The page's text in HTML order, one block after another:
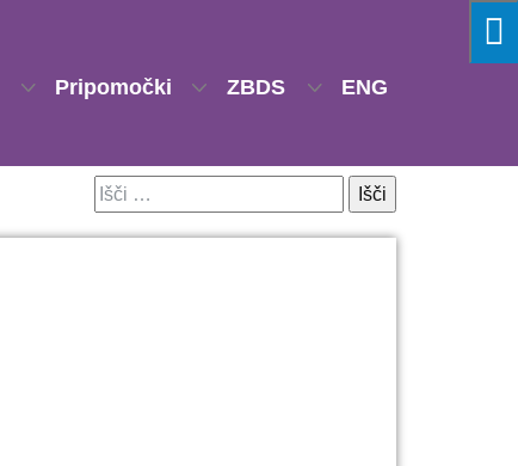
Pripomočki ZBDS ENG
Išči: